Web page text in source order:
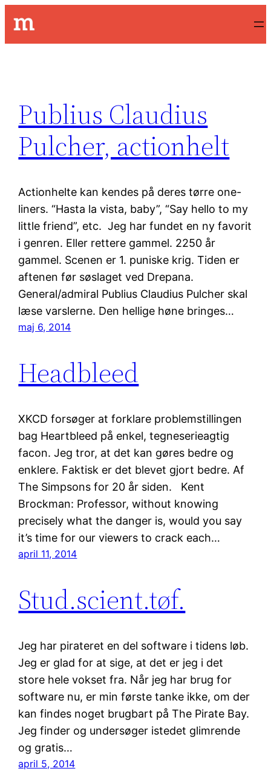
indhold
Publius Claudius
Pulcher, actionhelt
Actionhelte kan kendes på deres tørre one-
liners. “Hasta la vista, baby”, “Say hello to my
little friend”, etc. Jeg har fundet en ny favorit
i genren. Eller rettere gammel. 2250 år
gammel. Scenen er 1. puniske krig. Tiden er
aftenen før søslaget ved Drepana.
General/admiral Publius Claudius Pulcher skal
læse varslerne. Den hellige høne bringes…
maj 6, 2014
Headbleed
XKCD forsøger at forklare problemstillingen
bag Heartbleed på enkel, tegneserieagtig
facon. Jeg tror, at det kan gøres bedre og
enklere. Faktisk er det blevet gjort bedre. Af
The Simpsons for 20 år siden. Kent
Brockman: Professor, without knowing
precisely what the danger is, would you say
it’s time for our viewers to crack each…
april 11, 2014
Stud.scient.tøf.
Jeg har pirateret en del software i tidens løb.
Jeg er glad for at sige, at det er jeg i det
store hele vokset fra. Når jeg har brug for
software nu, er min første tanke ikke, om der
kan findes noget brugbart på The Pirate Bay.
Jeg finder og undersøger istedet glimrende
og gratis…
april 5, 2014